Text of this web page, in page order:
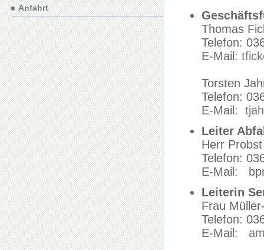
Thomas
Telefon:
E-Mail:
Torsten
Telefon:
E-Mail:
Leiter
Herr Probst
Telefon:
E-Mail:
Leiterin
Frau
Telefon:
E-Mail:
Anfahrt